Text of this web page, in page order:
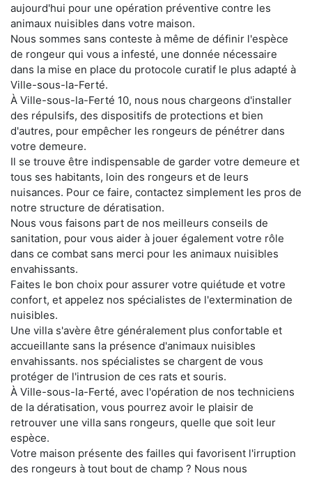
aujourd'hui pour une opération préventive contre les
animaux nuisibles dans votre maison.
Nous sommes sans conteste à même de définir l'espèce
de rongeur qui vous a infesté, une donnée nécessaire
dans la mise en place du protocole curatif le plus adapté à
Ville-sous-la-Ferté.
À Ville-sous-la-Ferté 10, nous nous chargeons d'installer
des répulsifs, des dispositifs de protections et bien
d'autres, pour empêcher les rongeurs de pénétrer dans
votre demeure.
Il se trouve être indispensable de garder votre demeure et
tous ses habitants, loin des rongeurs et de leurs
nuisances. Pour ce faire, contactez simplement les pros de
notre structure de dératisation.
Nous vous faisons part de nos meilleurs conseils de
sanitation, pour vous aider à jouer également votre rôle
dans ce combat sans merci pour les animaux nuisibles
envahissants.
Faites le bon choix pour assurer votre quiétude et votre
confort, et appelez nos spécialistes de l'extermination de
nuisibles.
Une villa s'avère être généralement plus confortable et
accueillante sans la présence d'animaux nuisibles
envahissants. nos spécialistes se chargent de vous
protéger de l'intrusion de ces rats et souris.
À Ville-sous-la-Ferté, avec l'opération de nos techniciens
de la dératisation, vous pourrez avoir le plaisir de
retrouver une villa sans rongeurs, quelle que soit leur
espèce.
Votre maison présente des failles qui favorisent l'irruption
des rongeurs à tout bout de champ ? Nous nous